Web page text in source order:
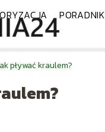
PORADNIK
pływać kraulem?